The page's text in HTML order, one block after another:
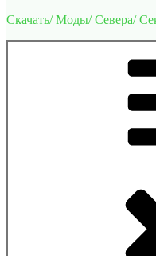
Скачать/ Моды/ Севера/